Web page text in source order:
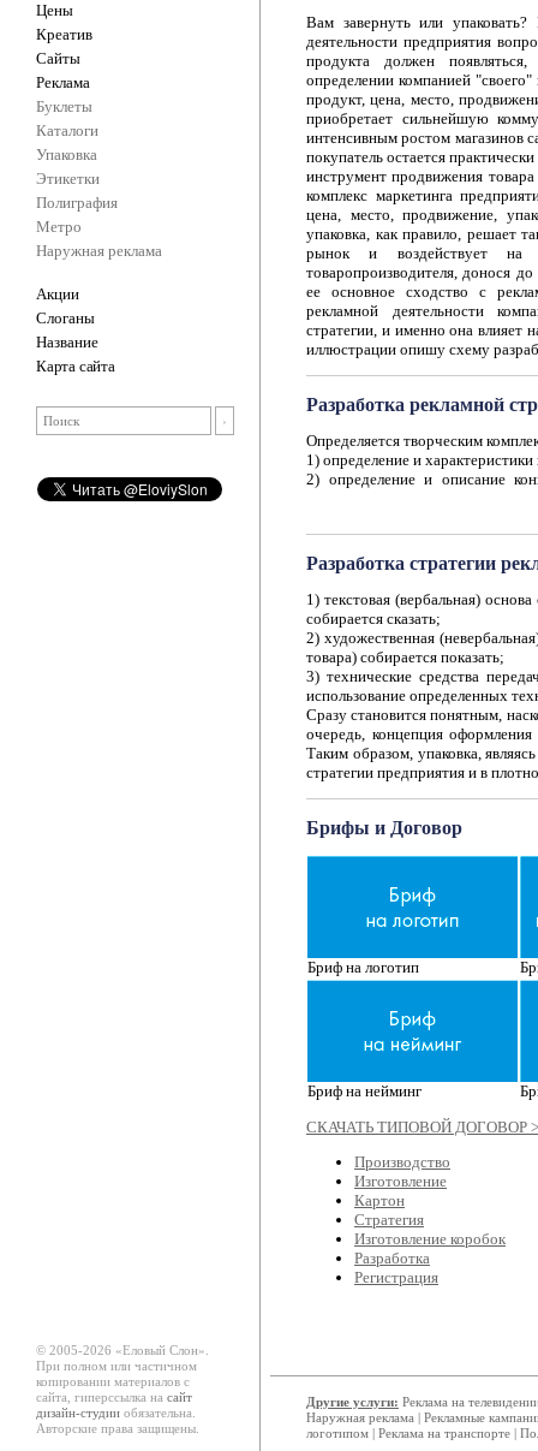
Цены
Креатив
Сайты
Реклама
Буклеты
Каталоги
Упаковка
Этикетки
Полиграфия
Метро
Наружная реклама
Акции
Слоганы
Название
Карта сайта
Вам завернуть или
деятельности предприятия
продукта должен
определении компанией
продукт, цена, место,
приобретает сильнейшую
интенсивным ростом магазинов
покупатель остается
инструмент продвижения
комплекс маркетинга
цена, место, продвижение,
упаковка, как правило, решает
рынок и воздействует на
товаропроизводителя, донося
ее основное сходство с
рекламной деятельности
стратегии, и именно она влияет
иллюстрации опишу схему
Разработка рекламной
Определяется творческим
1) определение и
2) определение и описание
4) каким образом продукт
5) используется ли
6) на какой стадии жизненного
7) как продукт классифицирован,
8) определения средств
Разработка стратегии
1) текстовая (вербальная)
собирается сказать;
2) художественная
товара) собирается показать;
3) технические средства
использование определенных
Сразу становится понятным,
очередь, концепция
Таким образом, упаковка,
стратегии предприятия и в
Брифы и Договор
Бриф на логотип
Бриф на нейминг
СКАЧАТЬ ТИПОВОЙ ДОГОВОР
Производство
Изготовление
Картон
Стратегия
Изготовление коробок
Разработка
Регистрация
© 2005-2026 «Еловый Cлон».
При полном или частичном
копировании материалов с
сайта, гиперссылка на сайт
дизайн-студии обязательна.
Авторские права защищены.
Другие услуги: Реклама на
Наружная реклама | Рекламные
логотипом | Реклама на транспорте |